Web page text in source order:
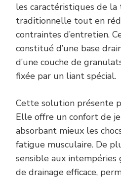
les caractéristiques de
traditionnelle tout en
contraintes d’entretien.
constitué d’une base
d’une couche de
fixée par un liant spécial.
Cette solution présente
Elle offre un confort de
absorbant mieux les
fatigue musculaire. De
sensible aux intempéries
de drainage efficace,